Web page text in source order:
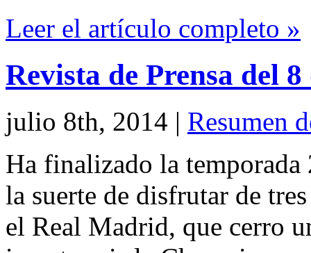
Leer el artículo completo »
Revista de Prensa del
julio 8th, 2014 | Resumen
Ha finalizado la
la suerte de disfrutar de
el Real Madrid, que cerro